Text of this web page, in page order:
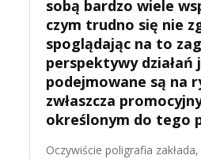
sobą bardzo wiele
czym trudno się nie
spoglądając na to
perspektywy działań
podejmowane są na
zwłaszcza
określonym do tego
Oczywiście poligrafia